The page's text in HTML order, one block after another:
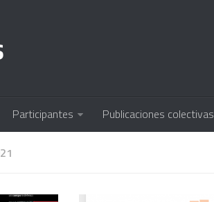
Participantes Publicaciones colectivas